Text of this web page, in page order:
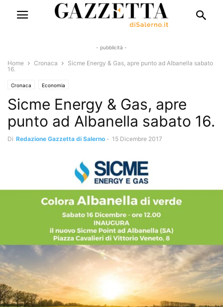
- pubblicità -
Home Cronaca
Sicme Energy & Gas, apre punto ad Albanella sabato
16.
Cronaca Economia
Sicme Energy & Gas, apre
punto ad Albanella sabato 16.
Di Redazione Gazzetta di Salerno - 15 Dicembre 2017